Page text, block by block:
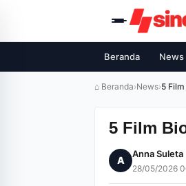
Beranda News
⌂ Beranda›News›5
5 Film
A
Anna Suleta
28/05/2026